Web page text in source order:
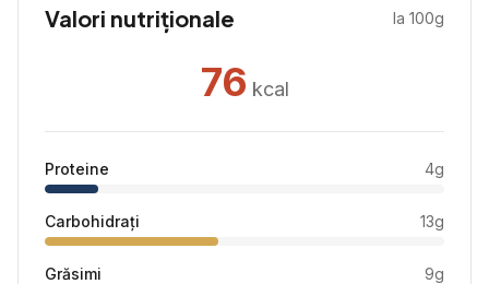
Valori nutriționale la 100g
76 kcal
Proteine 4g
Carbohidrați 13g
Grăsimi 9g